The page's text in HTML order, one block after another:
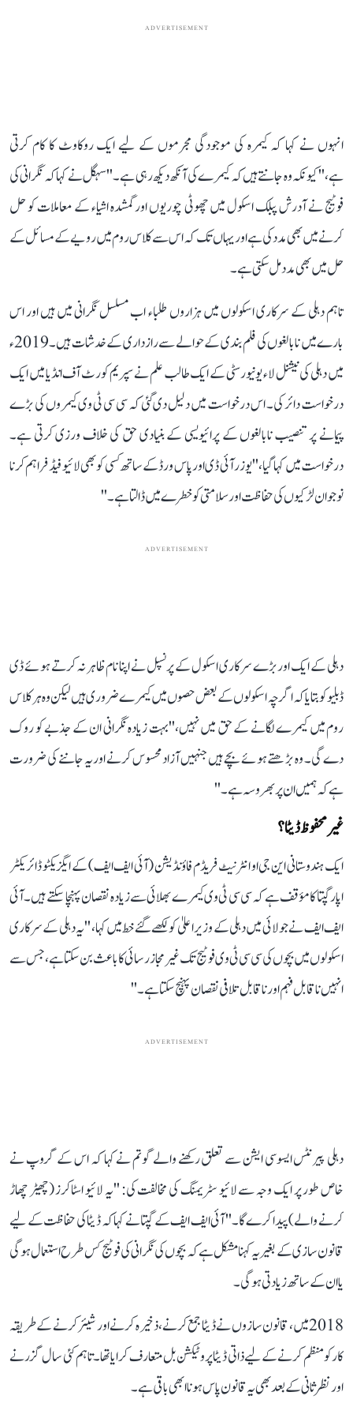
ADVERTISEMENT
انہوں نے کہا کہ کیمرہ کی موجودگی مجرموں کے لیے ایک روکاوٹ کا کام کرتی
ہے،''کیونکہ وہ جانتے ہیں کہ کیمرے کی آنکھ دیکھ رہی ہے۔'' سہگل نے کہا کہ نگرانی کی
فوٹیج نے آدرش پبلک اسکول میں چھوٹی چوریوں اور گمشدہ اشیاء کے معاملات کو حل
کرنے میں بھی مدد کی ہے اور یہاں تک کہ اس سےکلاس روم میں رویے کے مسائل کے
حل میں بھی مدد مل سکتی ہے۔
تاہم دہلی کے سرکاری اسکولوں میں ہزاروں طلباء اب مسلسل نگرانی میں ہیں اور اس
بارے میں نابالغوں کی فلم بندی کے حوالے سے رازداری کے خدشات ہیں۔ 2019ء
میں دہلی کی نیشنل لاء یونیورسٹی کے ایک طالب علم نے سپریم کورٹ آف انڈیا میں ایک
درخواست دائر کی۔ اس درخواست میں دلیل دی گئی کہ سی سی ٹی وی کیمروں کی بڑے
پیمانے پر تنصیب نابالغوں کے پرائیویسی کے بنیادی حق کی خلاف ورزی کرتی ہے۔
درخواست میں کہا گیا، ''یوزر آئی ڈی اور پاس ورڈ کے ساتھ کسی کو بھی لائیو فیڈ فراہم کرنا
نوجوان لڑکیوں کی حفاظت اور سلامتی کو خطرے میں ڈالتا ہے۔''
ADVERTISEMENT
دہلی کے ایک اور بڑے سرکاری اسکول کے پرنسپل نے اپنا نام ظاہر نہ کرتے ہوئے ڈی
ڈبلیو کو بتایا کہ اگرچہ اسکولوں کے بعض حصوں میں کیمرے ضروری ہیں لیکن وہ ہر کلاس
روم میں کیمرے لگانے کے حق میں نہیں،''بہت زیادہ نگرانی ان کے جذبے کو روک
دے گی۔ وہ بڑھتے ہوئے بچے ہیں جنہیں آزاد محسوس کرنے اور یہ جاننے کی ضرورت
ہے کہ ہمیں ان پر بھروسہ ہے۔''
غیر محفوظ ڈیٹا ؟
ایک ہندوستانی این جی او انٹرنیٹ فریڈم فاؤنڈیشن (آئی ایف ایف) کے ایگزیکٹو ڈائریکٹر
اپار گپتا کا مؤقف ہے کہ سی سی ٹی وی کیمرے بھلائی سے زیادہ نقصان پہنچا سکتے ہیں۔ آئی
ایف ایف نے جولائی میں دہلی کے وزیر اعلیٰ کو لکھے گئے خط میں کہا، ''یہ دہلی کے سرکاری
اسکولوں میں بچوں کی سی سی ٹی وی فوٹیج تک غیر مجاز رسائی کا باعث بن سکتا ہے، جس سے
انہیں ناقابل فہم اور ناقابل تلافی نقصان پہنچ سکتا ہے۔''
ADVERTISEMENT
دہلی پیرنٹس ایسوسی ایشن سے تعلق رکھنے والے گوتم نے کہا کہ اس کے گروپ نے
خاص طور پر ایک وجہ سے لائیو سٹریمنگ کی مخالفت کی: ''یہ لائیو اسٹاکرز (چھیڑ چھاڑ
کرنے والے) پیدا کرے گا۔'' آئی ایف ایف کے گپتا نے کہا کہ ڈیٹا کی حفاظت کے لیے
قانون سازی کے بغیر یہ کہنا مشکل ہے کہ بچوں کی نگرانی کی فوٹیج کس طرح استعمال ہوگی
یا ان کے ساتھ زیادتی ہوگی۔
2018 میں، قانون سازوں نے ڈیٹا جمع کرنے، ذخیرہ کرنے اور شیئر کرنے کے طریقہ
کار کو منظم کرنے کے لیے ذاتی ڈیٹا پروٹیکشن بل متعارف کرایا تھا۔ تاہم کئی سال گزرنے
اور نظرثانی کے بعد بھی یہ قانون پاس ہونا ابھی باقی ہے۔